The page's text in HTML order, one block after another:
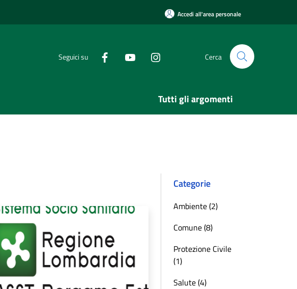
Accedi all'area personale
Seguici su Cerca
Tutti gli argomenti
Categorie
Ambiente (2)
Comune (8)
Protezione Civile
(1)
Salute (4)